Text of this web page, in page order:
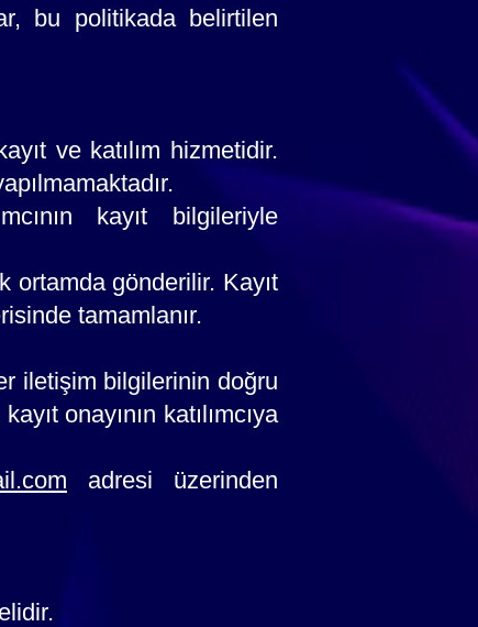
bu politikada belirtilen
ve katılım hizmetidir.
kayıt bilgileriyle
ortamda gönderilir. Kayıt
tamamlanır.
iletişim bilgilerinin doğru
onayının katılımcıya
adresi üzerinden